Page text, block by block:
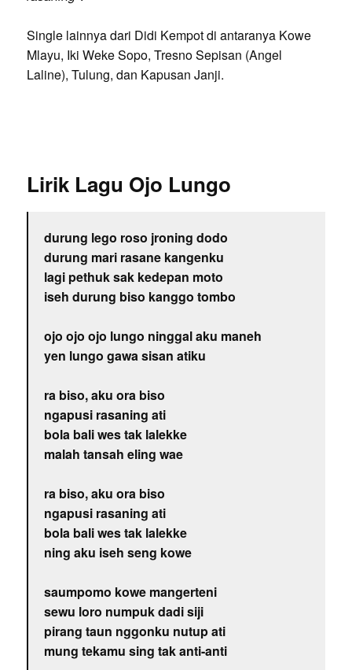
Single lainnya dari Didi Kempot di antaranya Kowe
Mlayu, Iki Weke Sopo, Tresno Sepisan (Angel
Laline), Tulung, dan Kapusan Janji.
Lirik Lagu Ojo Lungo
durung lego roso jroning dodo
durung mari rasane kangenku
lagi pethuk sak kedepan moto
iseh durung biso kanggo tombo
ojo ojo ojo lungo ninggal aku maneh
yen lungo gawa sisan atiku
ra biso, aku ora biso
ngapusi rasaning ati
bola bali wes tak lalekke
malah tansah eling wae
ra biso, aku ora biso
ngapusi rasaning ati
bola bali wes tak lalekke
ning aku iseh seng kowe
saumpomo kowe mangerteni
sewu loro numpuk dadi siji
pirang taun nggonku nutup ati
mung tekamu sing tak anti-anti